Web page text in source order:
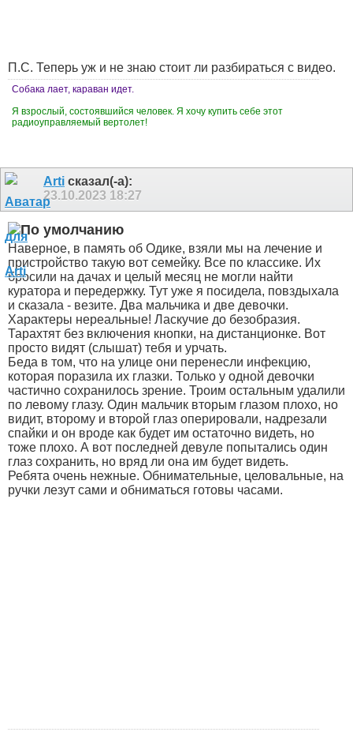
П.С. Теперь уж и не знаю стоит ли разбираться с видео.
Собака лает, караван идет.
Я взрослый, состоявшийся человек. Я хочу купить себе этот
радиоуправляемый вертолет!
Arti сказал(-а):
23.10.2023 18:27
Наверное, в память об Одике, взяли мы на лечение и
пристройство такую вот семейку. Все по классике. Их
бросили на дачах и целый месяц не могли найти
куратора и передержку. Тут уже я посидела, повздыхала
и сказала - везите. Два мальчика и две девочки.
Характеры нереальные! Ласкучие до безобразия.
Тарахтят без включения кнопки, на дистанционке. Вот
просто видят (слышат) тебя и урчать.
Беда в том, что на улице они перенесли инфекцию,
которая поразила их глазки. Только у одной девочки
частично сохранилось зрение. Троим остальным удалили
по левому глазу. Один мальчик вторым глазом плохо, но
видит, второму и второй глаз оперировали, надрезали
спайки и он вроде как будет им остаточно видеть, но
тоже плохо. А вот последней девуле попытались один
глаз сохранить, но вряд ли она им будет видеть.
Ребята очень нежные. Обнимательные, целовальные, на
ручки лезут сами и обниматься готовы часами.